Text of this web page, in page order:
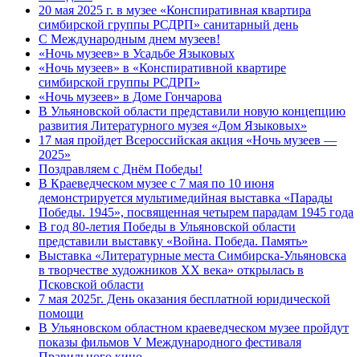
20 мая 2025 г. в музее «Конспиративная квартира
симбирской группы РСДРП» санитарный день
С Международным днем музеев!
«Ночь музеев» в Усадьбе Языковых
«Ночь музеев» в «Конспиративной квартире
симбирской группы РСДРП»
«Ночь музеев» в Доме Гончарова
В Ульяновской области представили новую концепцию
развития Литературного музея «Дом Языковых»
17 мая пройдет Всероссийская акция «Ночь музеев —
2025»
Поздравляем с Днём Победы!
В Краеведческом музее с 7 мая по 10 июня
демонстрируется мультимедийная выставка «Парады
Победы. 1945», посвященная четырем парадам 1945 года
В год 80-летия Победы в Ульяновской области
представили выставку «Война. Победа. Память»
Выставка «Литературные места Симбирска-Ульяновска
в творчестве художников XX века» открылась в
Псковской области
7 мая 2025г. День оказания бесплатной юридической
помощи
В Ульяновском областном краеведческом музее пройдут
показы фильмов V Международного фестиваля